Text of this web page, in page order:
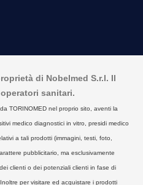
di Nobelmed S.r.l. Il
sanitari.
TORINOMED nel proprio sito, aventi la
medico diagnostici in vitro, presidi medico
a tali prodotti (immagini, testi, foto,
pubblicitario, ma esclusivamente
clienti o dei potenziali clienti in fase di
per visitare ed acquistare i prodotti